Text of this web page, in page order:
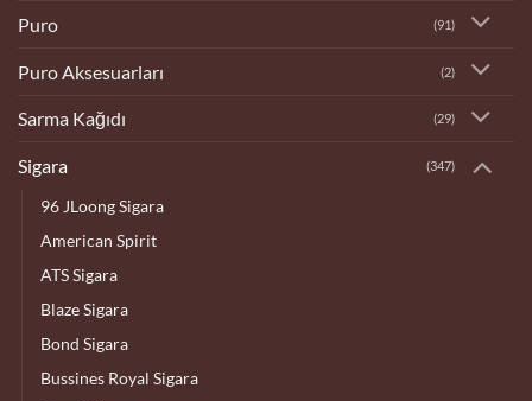
Puro (91)
Puro Aksesuarları (2)
Sarma Kağıdı (29)
Sigara (347)
96 JLoong Sigara
American Spirit
ATS Sigara
Blaze Sigara
Bond Sigara
Bussines Royal Sigara